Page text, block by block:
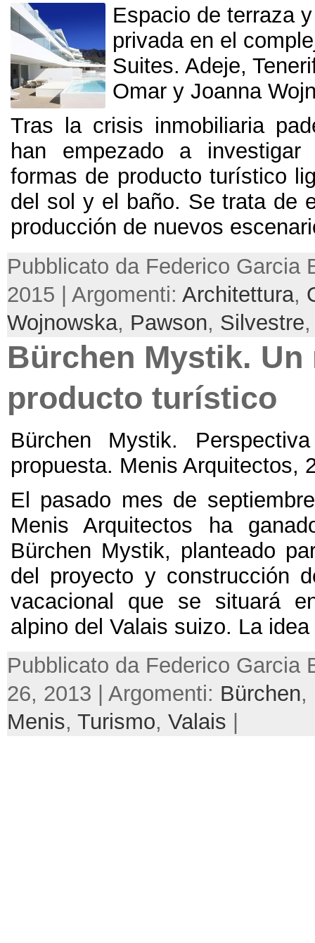
Espacio de terraza
privada en el
Suites. Adeje,
Omar y Joanna
Tras la crisis inmobiliaria
han empezado a investigar
formas de producto turístico
del sol y el baño. Se trata de
producción de nuevos
Pubblicato da Federico Garcia
2015 | Argomenti: Architettura,
Wojnowska, Pawson, Silvestre
Bürchen Mystik. Un
producto turístico
Bürchen Mystik.
propuesta. Menis Arquitectos,
El pasado mes de septiembre
Menis Arquitectos ha
Bürchen Mystik, planteado
del proyecto y construcción
vacacional que se situará
alpino del Valais suizo. La
Pubblicato da Federico Garcia
26, 2013 | Argomenti: Bürchen,
Menis, Turismo, Valais